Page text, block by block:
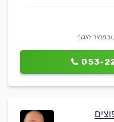
053-
הוגן.״